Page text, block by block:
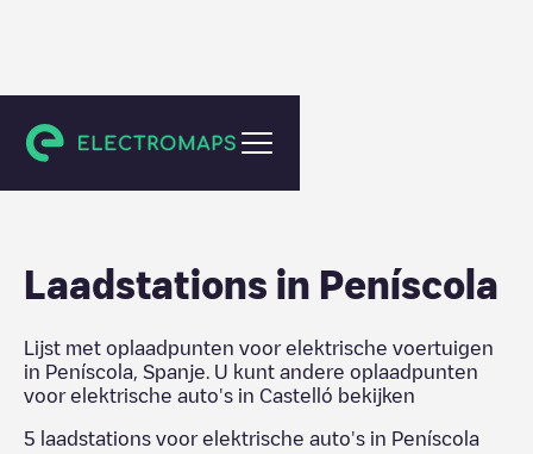
Castelló
Laadstations in Peníscola
Lijst met oplaadpunten voor elektrische voertuigen
in Peníscola Spanje . U kunt andere oplaadpunten
voor elektrische auto's in Castelló bekijken
5 laadstations voor elektrische auto's in Peníscola